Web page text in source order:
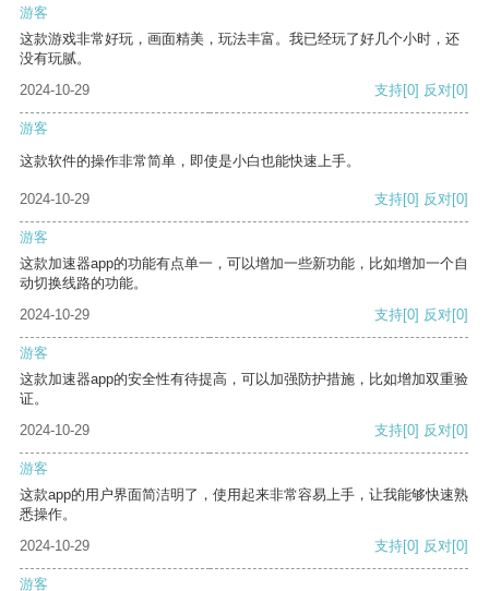
游客
这款游戏非常好玩，画面精美，玩法丰富。我已经玩了好几个小时，还
没有玩腻。
2024-10-29
支持[0] 反对[0]
游客
这款软件的操作非常简单，即使是小白也能快速上手。
2024-10-29 支持[0] 反对[0]
游客
这款加速器app的功能有点单一，可以增加一些新功能，比如增加一个自
动切换线路的功能。
2024-10-29
支持[0] 反对[0]
游客
这款加速器app的安全性有待提高，可以加强防护措施，比如增加双重验
证。
2024-10-29
支持[0] 反对[0]
游客
这款app的用户界面简洁明了，使用起来非常容易上手，让我能够快速熟
悉操作。
2024-10-29
支持[0] 反对[0]
游客